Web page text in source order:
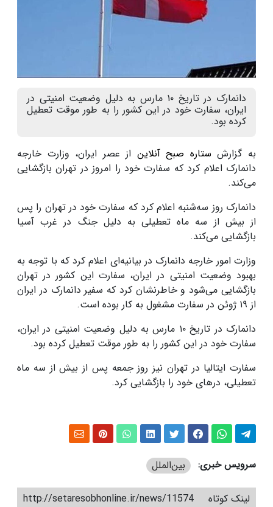
دانمارک در تاریخ ۱۰ مارس به دلیل وضعیت امنیتی در
ایران، سفارت خود در این کشور را به طور موقت تعطیل
کرده بود.
به گزارشستاره صبح آنلاین از عصر ایران، وزارت خارجه
دانمارک اعلام کرد که سفارت خود را امروز در تهران بازگشایی
می‌کند.
دانمارک روز سه‌شنبه اعلام کرد که سفارت خود در تهران را پس
از بیش از سه ماه تعطیلی به دلیل جنگ در غرب آسیا
بازگشایی می‌کند.
وزارت امور خارجه دانمارک در بیانیه‌ای اعلام کرد که با توجه به
بهبود وضعیت امنیتی در ایران، سفارت این کشور در تهران
بازگشایی می‌شود و خاطرنشان کرد که سفیر دانمارک در ایران
از ۱۹ ژوئن در سفارت مشغول به کار بوده است.
دانمارک در تاریخ ۱۰ مارس به دلیل وضعیت امنیتی در ایران،
سفارت خود در این کشور را به طور موقت تعطیل کرده بود.
سفارت ایتالیا در تهران نیز روز جمعه پس از بیش از سه ماه
تعطیلی، درهای خود را بازگشایی کرد.
سرویس خبری: بین‌الملل
لینک کوتاه http://setaresobhonline.ir/news/11574